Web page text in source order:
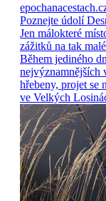
Poznejte údolí
Jen málokteré
zážitků na tak
Během jediného
nejvýznamnějších
hřebeny, projet se
ve Velkých